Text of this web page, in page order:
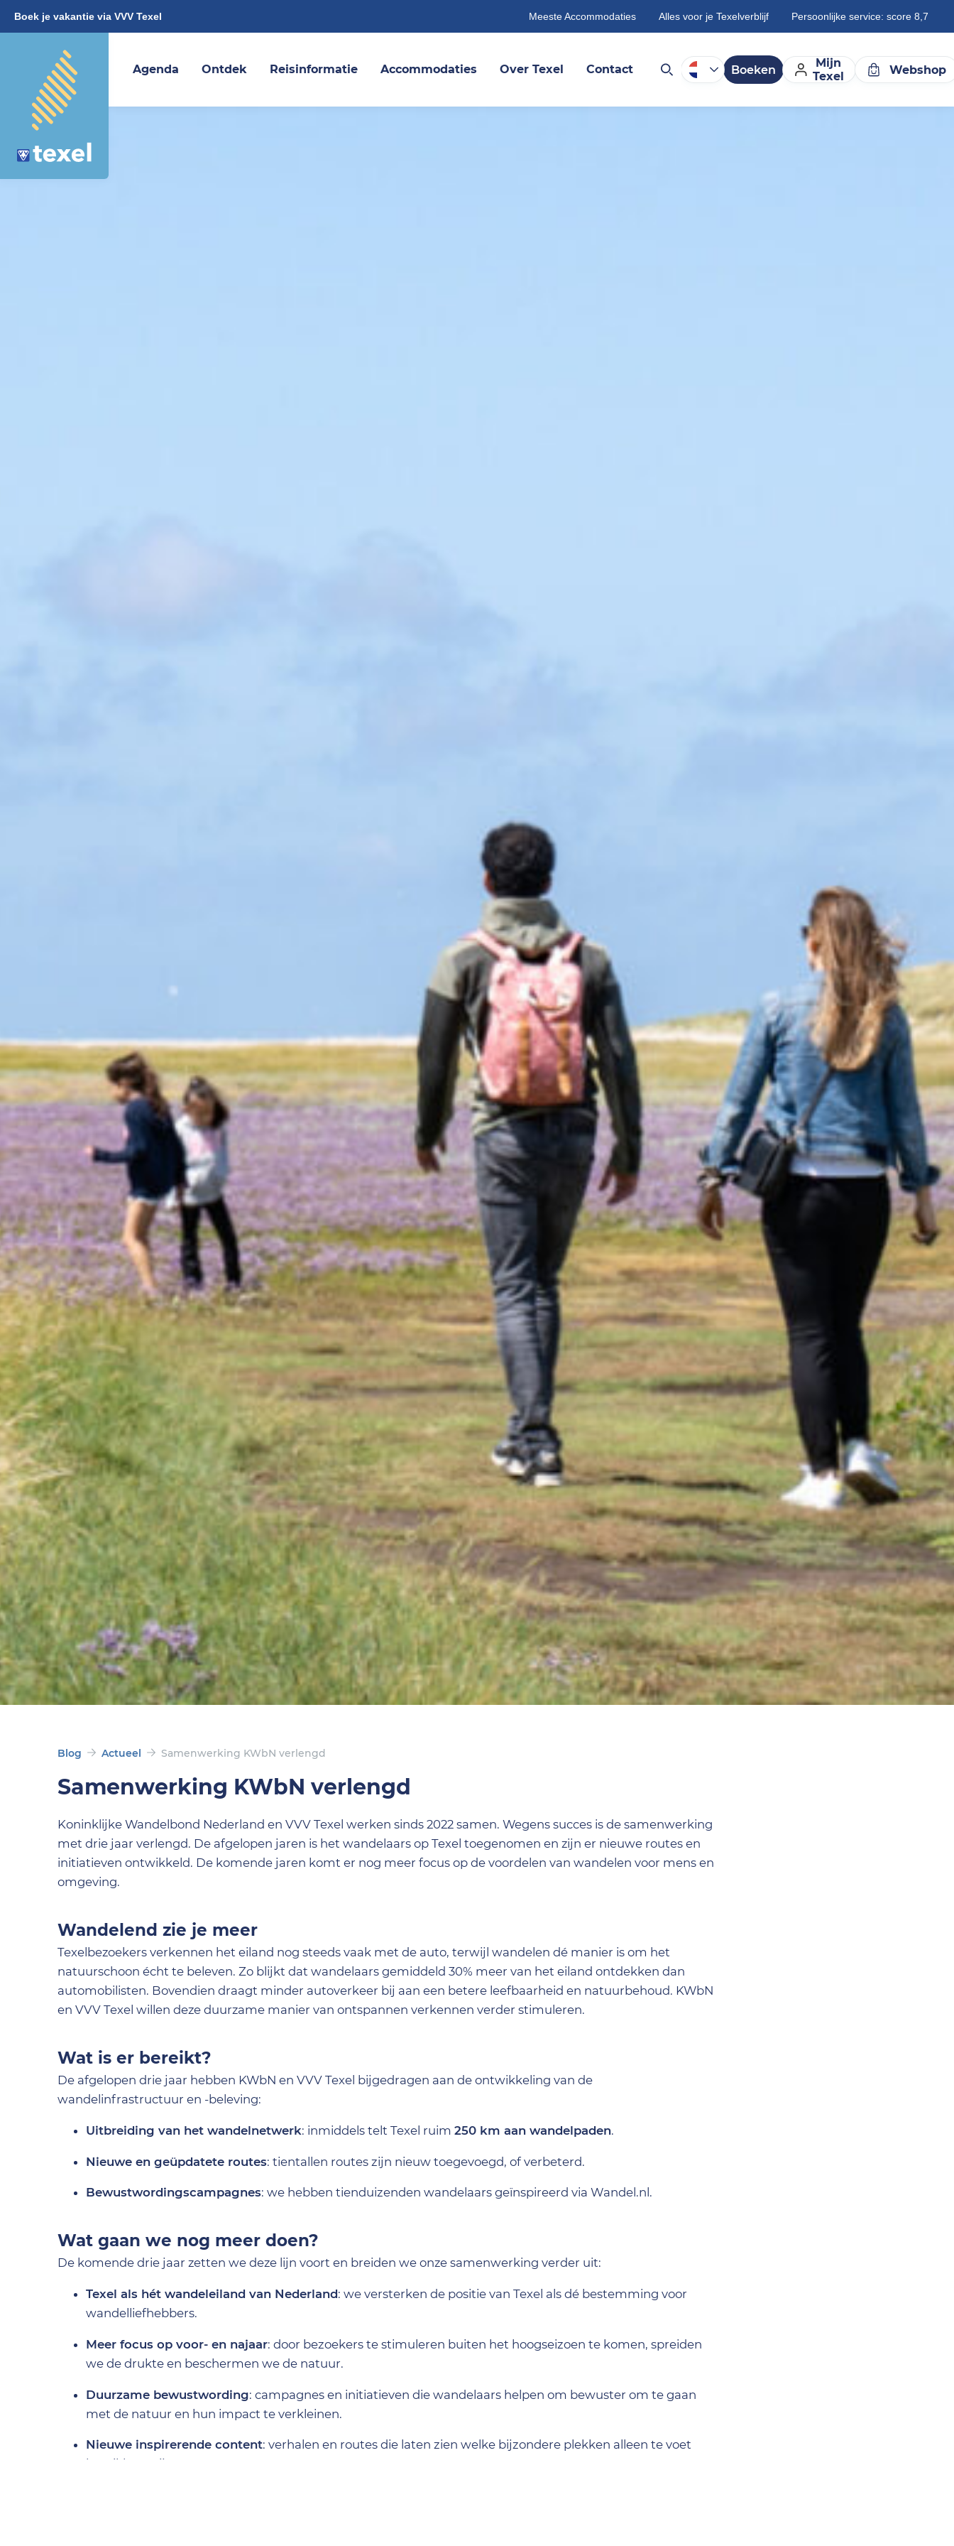
Boek je vakantie via VVV Texel Meeste Accommodaties Alles voor je Texelverblijf Persoonlijke service: score 8,7
Agenda Ontdek Reisinformatie Accommodaties Over Texel Contact Boeken
Mijn
Texel
Webshop
Blog Actueel Samenwerking KWbN verlengd
Samenwerking KWbN verlengd
Koninklijke Wandelbond Nederland en VVV Texel werken sinds 2022 samen. Wegens succes is de samenwerking
met drie jaar verlengd. De afgelopen jaren is het wandelaars op Texel toegenomen en zijn er nieuwe routes en
initiatieven ontwikkeld. De komende jaren komt er nog meer focus op de voordelen van wandelen voor mens en
omgeving.
Wandelend zie je meer
Texelbezoekers verkennen het eiland nog steeds vaak met de auto, terwijl wandelen dé manier is om het
natuurschoon écht te beleven. Zo blijkt dat wandelaars gemiddeld 30% meer van het eiland ontdekken dan
automobilisten. Bovendien draagt minder autoverkeer bij aan een betere leefbaarheid en natuurbehoud. KWbN
en VVV Texel willen deze duurzame manier van ontspannen verkennen verder stimuleren.
Wat is er bereikt?
De afgelopen drie jaar hebben KWbN en VVV Texel bijgedragen aan de ontwikkeling van de
wandelinfrastructuur en -beleving:
Uitbreiding van het wandelnetwerk: inmiddels telt Texel ruim250 km aan wandelpaden.
Nieuwe en geüpdatete routes: tientallen routes zijn nieuw toegevoegd, of verbeterd.
Bewustwordingscampagnes: we hebben tienduizenden wandelaars geïnspireerd via Wandel.nl.
Wat gaan we nog meer doen?
De komende drie jaar zetten we deze lijn voort en breiden we onze samenwerking verder uit:
Texel als hét wandeleiland van Nederland: we versterken de positie van Texel als dé bestemming voor
wandelliefhebbers.
Meer focus op voor- en najaar: door bezoekers te stimuleren buiten het hoogseizoen te komen, spreiden
we de drukte en beschermen we de natuur.
Duurzame bewustwording: campagnes en initiatieven die wandelaars helpen om bewuster om te gaan
met de natuur en hun impact te verkleinen.
Nieuwe inspirerende content: verhalen en routes die laten zien welke bijzondere plekken alleen te voet
bereikbaar zijn.